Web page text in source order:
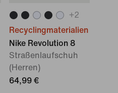
+2
Recyclingmaterialien
Nike Revolution 8
Straßenlaufschuh
(Herren)
64,99 €